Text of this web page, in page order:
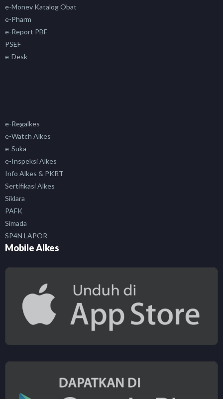
e-Monev Katalog Obat
e-Pharm
e-Report PBF
PSEF
e-Desk
e-Regalkes
e-Watch Alkes
e-Suka
e-Inspeksi Alkes
Info Alkes & PKRT
Sertifikasi Alkes
Siklara
PAFK
Simada
SP4N LAPOR
Mobile Alkes